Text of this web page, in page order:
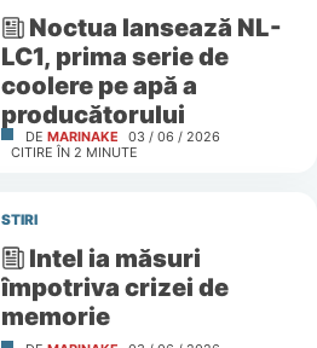
Noctua lansează NL-
LC1, prima serie de
coolere pe apă a
producătorului
DE MARINAKE
03 / 06 / 2026
CITIRE ÎN 2 MINUTE
STIRI
Intel ia măsuri
împotriva crizei de
memorie